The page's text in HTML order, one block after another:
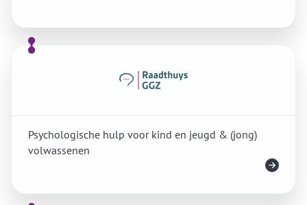
Psychologische hulp voor kind en jeugd & (jong)
volwassenen